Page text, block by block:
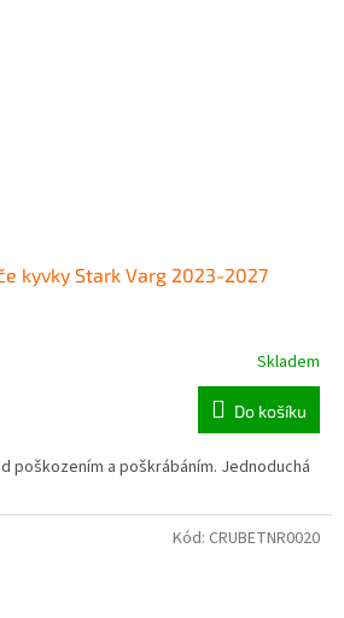
kyvky Stark Varg 2023-2027
Skladem
Do košíku
poškozením a poškrábáním. Jednoduchá
Kód: CRUBETNR0020